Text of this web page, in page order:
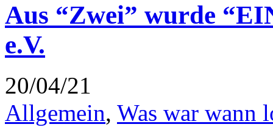
Aus “Zwei” wurde
e.V.
20/04/21
Allgemein, Was war wann